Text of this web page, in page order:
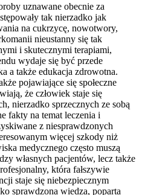
uznawane obecnie za
tak nierzadko jak
na cukrzycę, nowotwory,
nieustanny się tak
i skutecznymi terapiami,
wydaje się być przede
a także edukacja zdrowotna.
pojawiające się społeczne
że człowiek staje się
nierzadko sprzecznych ze sobą
fakty na temat leczenia i
z niesprawdzonych
więcej szkody niż
medycznego często muszą
własnych pacjentów, lecz także
która fałszywie
staje się niebezpiecznym
sprawdzona wiedza, poparta